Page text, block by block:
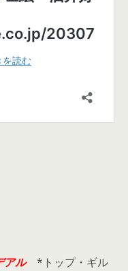
アル*トップ・ギル